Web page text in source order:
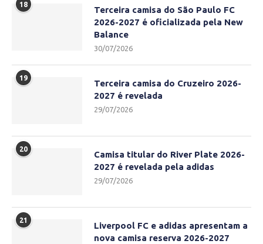
18
Terceira camisa do São Paulo FC
2026-2027 é oficializada pela New
Balance
30/07/2026
19
Terceira camisa do Cruzeiro 2026-
2027 é revelada
29/07/2026
20
Camisa titular do River Plate 2026-
2027 é revelada pela adidas
29/07/2026
21
Liverpool FC e adidas apresentam a
nova camisa reserva 2026-2027